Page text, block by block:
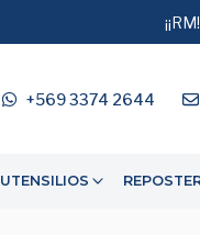
+569 3374 2644
UTENSILIOS